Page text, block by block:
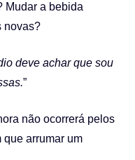
Mudar a bebida
novas?
deve achar que sou
”
não ocorrerá pelos
que arrumar um